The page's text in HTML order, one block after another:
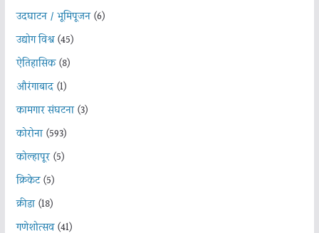
उदघाटन / भूमिपूजन(6)
उद्योग विश्व(45)
ऐतिहासिक(8)
औरंगाबाद(1)
कामगार संघटना(3)
कोरोना(593)
कोल्हापूर(5)
क्रिकेट(5)
क्रीडा(18)
गणेशोत्सव(41)